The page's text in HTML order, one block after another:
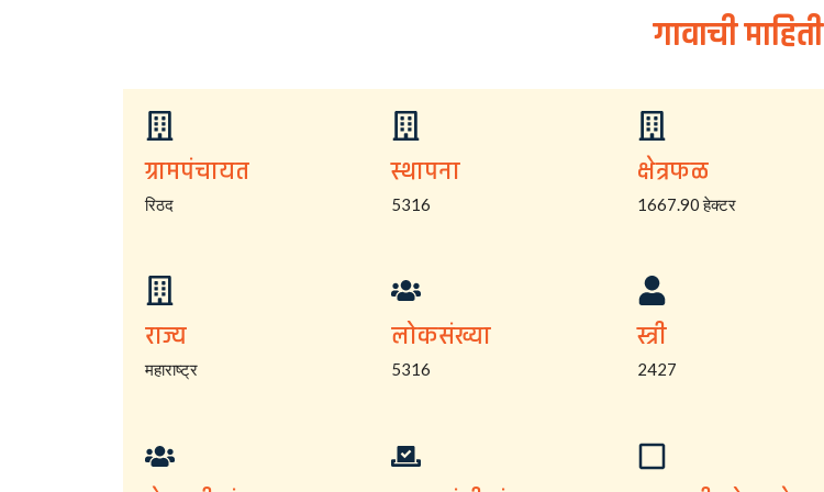
गावाची माहिती
ग्रामपंचायत
रिठद
स्थापना
5316
क्षेत्रफळ
1667.90 हेक्टर
राज्य
महाराष्ट्र
लोकसंख्या
5316
स्त्री
2427